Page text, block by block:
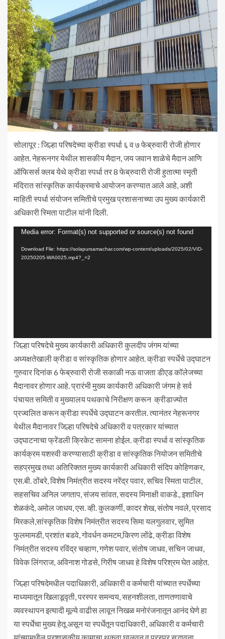
सोलापूर : जिल्हा परिषदेच्या क्रीडा स्पर्धा ६ व ७ फेब्रुवारी रोजी होणार
आहेत. नेहरूनगर येथील शासकीय मैदान, जय जवान शाळेचे मैदान आणि
ऑफिसर्स क्लब येथे क्रीडा स्पर्धा तर 8 फेब्रुवारी रोजी हुतात्मा स्मृती
मंदिरात सांस्कृतिक कार्यक्रमाचे आयोजन करण्यात आले आहे, अशी
माहिती स्पर्धा संयोजन समितीचे प्रमुख प्रशासनाच्या उप मुख्य कार्यकारी
अधिकारी स्मिता पाटील यांनी दिली.
Video
Player
Media error: Format(s) not supported or source(s) not found
Download File: https://solapursamachar.com/wp-content/uploads/2025/02/VID-
20250205-WA0025.mp4?_=2
जिल्हा परिषदेचे मुख्य कार्यकारी अधिकारी कुलदीप जंगम यांच्या
अध्यक्षतेखाली क्रीडा व सांस्कृतिक होणार आहेत. क्रीडा स्पर्धेचे उद्घाटन
गुरुवार दिनांक 6 फेब्रुवारी रोजी सकाळी नऊ वाजता डीएड कॉलेजच्या
मैदानावर होणार आहे. प्रारंभी मुख्य कार्यकारी अधिकारी जंगम हे सर्व
पंचायत समिती व मुख्यालय पथकाचे निरीक्षण करून क्रीडाज्योत
प्रज्वलित करून क्रीडा स्पर्धेचे उद्घाटन करतील. त्यानंतर नेहरूनगर
येथील मैदानावर जिल्हा परिषदेचे अधिकारी व पत्रकार यांच्यात
उद्घाटनाचा फ्रेंडली क्रिकेट सामना होईल. क्रीडा स्पर्धा व सांस्कृतिक
कार्यक्रम यशस्वी करण्यासाठी क्रीडा व सांस्कृतिक नियोजन समितीचे
सहप्रमुख तथा अतिरिक्तत मुख्य कार्यकारी अधिकारी संदिप कोहिणकर,
एस.बी. ठोंबरे, विशेष निमंत्रीत सदस्य नरेंद्र पवार, सचिव स्मिता पाटील,
सहसचिव अनिल जगताप, संजय सांवत, सदस्य मिनाक्षी वाकडे., इशाधिन
शेळकंदे, अमोल जाधय, एस. व्ही. कुलकर्णी, कादर शेख, संतोष नवले, प्रसाद
मिरकले,सांस्कृतिक विशेष निमंत्रीत सदस्य सिमा यलगुलवार, सुमित
फुलमामडी, प्रशांत बडवे, गोवर्धन कमटम,किरण लोंढे, क्रीडा विशेष
निमंत्रीत सदस्य रविंद्र चव्हाण, गणेश पवार, संतोष जाधव, सचिन जाधव,
विवेक लिंगराज, अविनाश गोडसे, गिरीष जाधव हे विशेष परिश्रम घेत आहेत.
जिल्हा परिषदेमधील पदाधिकारी, अधिकारी व कर्मचारी यांच्यात स्पर्धेच्या
माध्यमातून खिलाडूवृती, परस्पर समन्वय, सहनशीलता, ताणतणावाचे
व्यवस्थापन इत्यादी मूल्ये वाढीस लावून निखळ मनोरंजनातून आनंद घेणे हा
या स्पर्धेचा मुख्य हेतू असून या स्पर्धेतून पदाधिकारी, अधिकारी व कर्मचारी